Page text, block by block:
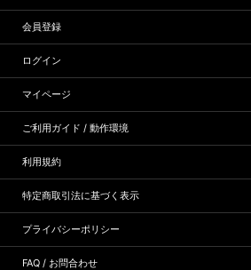
会員登録
ログイン
マイページ
ご利用ガイド / 動作環境
利用規約
特定商取引法に基づく表示
プライバシーポリシー
FAQ / お問合わせ